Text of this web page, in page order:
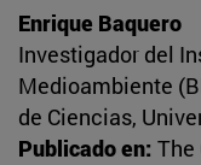
Enrique Baquero
Investigador del
Medioambiente
de Ciencias,
Publicado en: The